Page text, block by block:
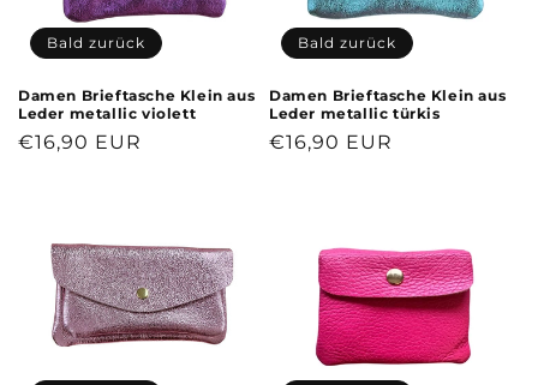
Bald zurück
Damen Brieftasche Klein aus
Leder metallic violett
Normaler
€16,90 EUR
Bald zurück
Damen Brieftasche Klein aus
Leder metallic türkis
Normaler
€16,90 EUR